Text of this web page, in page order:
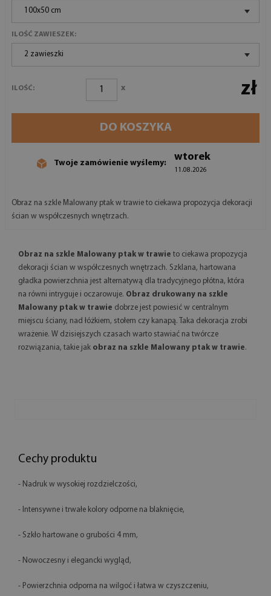
100x50 cm
ILOŚĆ ZAWIESZEK:
2 zawieszki
ILOŚĆ: x zł
DO KOSZYKA
Twoje zamówienie wyślemy:
wtorek
11.08.2026
Obraz na szkle Malowany ptak w trawie to ciekawa propozycja dekoracji
ścian w współczesnych wnętrzach.
Obraz na szkle Malowany ptak w trawie to ciekawa propozycja
dekoracji ścian w współczesnych wnętrzach. Szklana, hartowana
gładka powierzchnia jest alternatywą dla tradycyjnego płótna, która
na równi intryguje i oczarowuje. Obraz drukowany na szkle
Malowany ptak w trawie dobrze jest powiesić w centralnym
miejscu ściany, nad łóżkiem, stołem czy kanapą. Taka dekoracja zrobi
wrażenie. W dzisiejszych czasach warto stawiać na twórcze
rozwiązania, takie jak obraz na szkle Malowany ptak w trawie.
Cechy produktu
- Nadruk w wysokiej rozdzielczości,
- Intensywne i trwałe kolory odporne na blaknięcie,
- Szkło hartowane o grubości 4 mm,
- Nowoczesny i elegancki wygląd,
- Powierzchnia odporna na wilgoć i łatwa w czyszczeniu,